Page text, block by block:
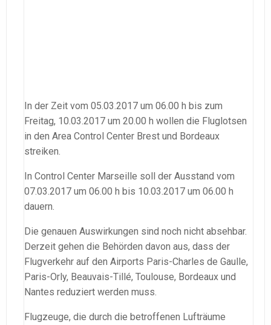
In der Zeit vom 05.03.2017 um 06.00 h bis zum
Freitag, 10.03.2017 um 20.00 h wollen die Fluglotsen
in den Area Control Center Brest und Bordeaux
streiken.
In Control Center Marseille soll der Ausstand vom
07.03.2017 um 06.00 h bis 10.03.2017 um 06.00 h
dauern.
Die genauen Auswirkungen sind noch nicht absehbar.
Derzeit gehen die Behörden davon aus, dass der
Flugverkehr auf den Airports Paris-Charles de Gaulle,
Paris-Orly, Beauvais-Tillé, Toulouse, Bordeaux und
Nantes reduziert werden muss.
Flugzeuge, die durch die betroffenen Lufträume